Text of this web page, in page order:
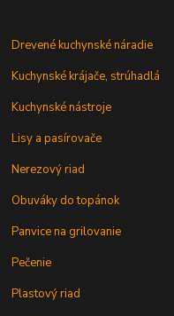
Drevené kuchynské náradie
Kuchynské krájače, strúhadlá
Kuchynské nástroje
Lisy a pasírovače
Nerezový riad
Obuváky do topánok
Panvice na grilovanie
Pečenie
Plastový riad